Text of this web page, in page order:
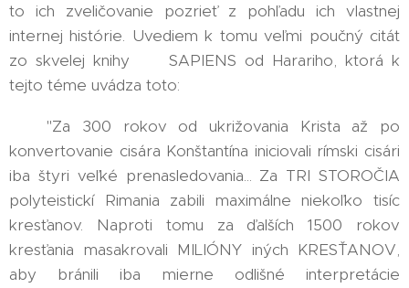
to ich zveličovanie pozrieť z pohľadu ich vlastnej
internej histórie. Uvediem k tomu veľmi poučný citát
zo skvelej knihy 📘 SAPIENS od Harariho, ktorá k
tejto téme uvádza toto:
👉 "Za 300 rokov od ukrižovania Krista až po
konvertovanie cisára Konštantína iniciovali rímski cisári
iba štyri veľké prenasledovania... Za TRI STOROČIA
polyteistickí Rimania zabili maximálne niekoľko tisíc
kresťanov. Naproti tomu za ďalších 1500 rokov
kresťania masakrovali MILIÓNY iných KRESŤANOV,
aby bránili iba mierne odlišné interpretácie